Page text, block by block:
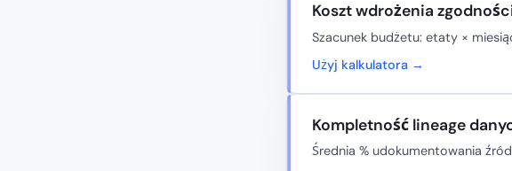
Koszt wdrożenia
Szacunek budżetu: etaty ×
Użyj kalkulatora →
Kompletność lineage
Średnia % udokumentowania